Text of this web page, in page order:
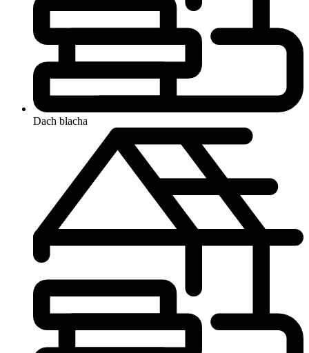
Dach blacha